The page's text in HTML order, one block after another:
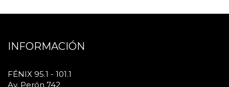
INFORMACIÓN
FÉNIX 95.1 - 101.1
Av. Perón 742